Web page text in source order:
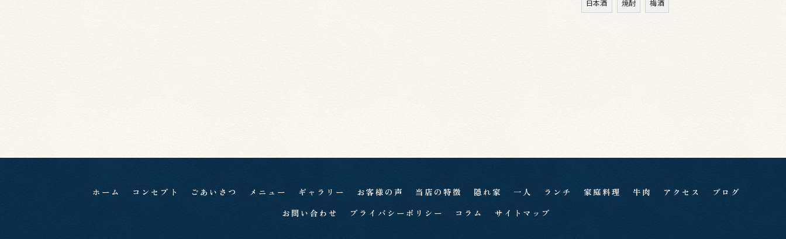
日本酒 焼酎 梅酒
ホーム コンセプト ごあいさつ メニュー ギャラリー お客様の声 当店の特徴 隠れ家 一人 ランチ 家庭料理 牛肉 アクセス
ブログ
お問い合わせ
プライバシーポリシー コラム サイトマップ